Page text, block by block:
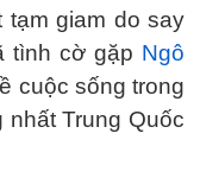
giam do say
tình cờ gặp Ngô
cuộc sống trong
Trung Quốc